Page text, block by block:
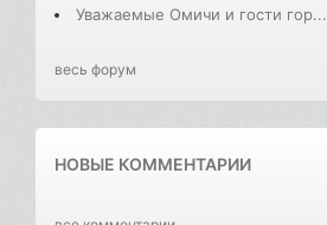
Уважаемые Омичи и гости гор...
весь форум
НОВЫЕ КОММЕНТАРИИ